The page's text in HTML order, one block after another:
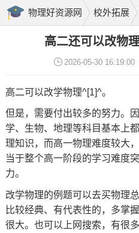
物理好资源网 校外拓展
高二还可以改物
2026-05-30 16:19:00
高二可以改学物理^[1]^。
但是，需要付出较多的努力。
学、生物、地理等科目基本上
理知识，而高一物理难度较大
当于整个高一阶段的学习难度
力。
改学物理的例题可以去买物理
比较经典、有代表性的，多掌
很大。也可以上网搜索，有很